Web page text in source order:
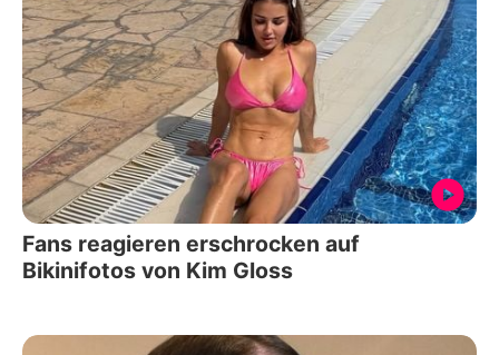
Fans reagieren erschrocken auf
Bikinifotos von Kim Gloss